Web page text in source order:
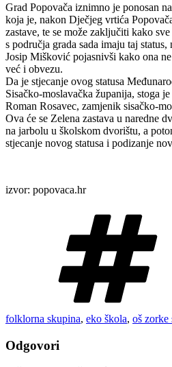
Grad Popovača iznimno je ponosan
koja je, nakon Dječjeg vrtića
zastave, te se može zaključiti kako
s područja grada sada imaju taj
Josip Mišković pojasnivši kako ona
već i obvezu.
Da je stjecanje ovog statusa
Sisačko-moslavačka županija, stoga
Roman Rosavec, zamjenik sisačko-
Ova će se Zelena zastava u naredne
na jarbolu u školskom dvorištu, a
stjecanje novog statusa i podizanje
izvor: popovaca.hr
folklorna skupina, eko škola, oš zorke
Odgovori